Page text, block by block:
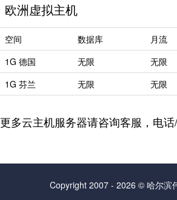
欧洲虚拟主机
空间 数据库 月流
1G 德国
无限 无限
1G 芬兰
无限 无限
更多云主机服务器请咨询客服， 电
Copyright 2007 - 2026 © 哈尔滨